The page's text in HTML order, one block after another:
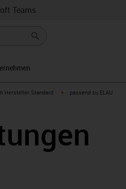
Teams
Hersteller Standard igus-icon-arrow-right
passend zu ELAU